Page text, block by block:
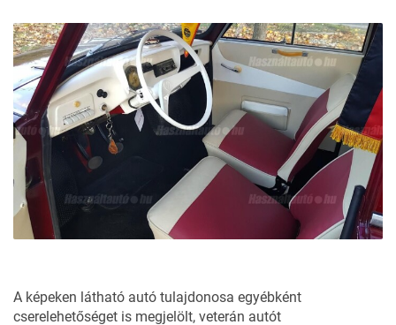
A képeken látható autó tulajdonosa egyébként
cserelehetőséget is megjelölt, veterán autót